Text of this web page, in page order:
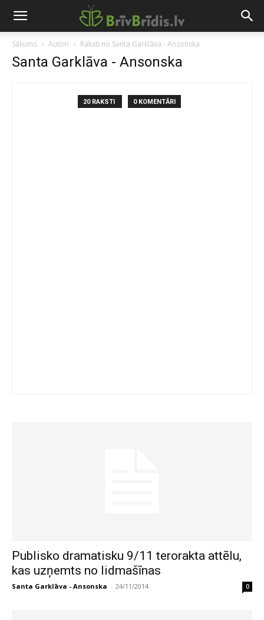
Sākums Autori Raksti no Santa Garklāva - Ansonska
Santa Garklāva - Ansonska
20 RAKSTI 0 KOMENTĀRI
Publisko dramatisku 9/11 terorakta attēlu,
kas uzņemts no lidmašīnas
Santa Garklāva - Ansonska - 24/11/2014 0